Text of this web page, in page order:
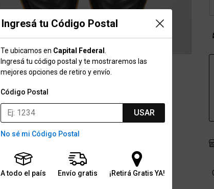
Ingresá tu Código Postal
Te ubicamos en Capital Federal
Ingresá tu código postal y te mostraremos las
mejores opciones de retiro y envío.
Código Postal
USAR
No sé mi Código Postal
A todo el país Envío gratis ¡Retirá Gratis YA!